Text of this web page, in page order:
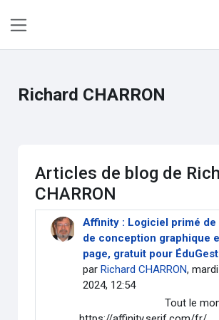
Richard CHARRON
Articles de blog de
CHARRON
Affinity : Logiciel primé
de conception graphique
page, gratuit pour
parRichard CHARRON,
2024, 12:54
Tout le